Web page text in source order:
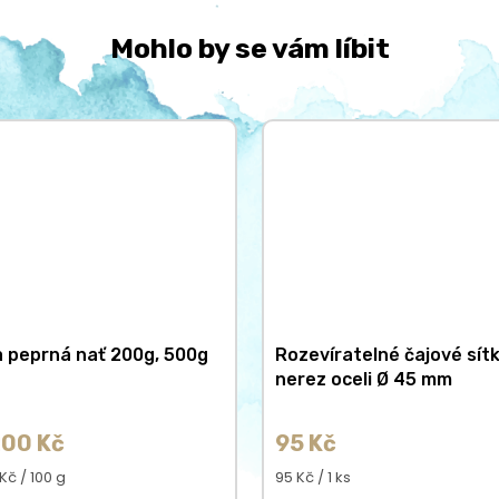
Mohlo by se vám líbit
peprná nať 200g, 500g
Kč
/ 100 g
Rozevíratelné čajové
nerez oceli Ø 45 mm
95 Kč
Měrná
95 Kč / 1 ks